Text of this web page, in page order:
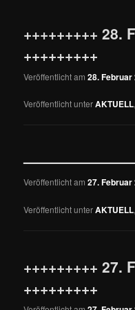
+++++++++ 28.
+++++++++
Veröffentlicht am28. Februar
Veröffentlicht unterAKTUELL,
Veröffentlicht am27. Februar
Veröffentlicht unterAKTUELL,
+++++++++ 27.
+++++++++